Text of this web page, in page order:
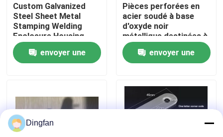
Contactez-nous
Nouvelles
Bande de nickel pur
bande en acier nickelée
Custom Galvanized
Steel Sheet Metal
Stamping Welding
Enclosure Housing
Electrical Cabinet Box
OEM Fabrication
Service
envoyer une
Pièces perforées en
acier soudé à base
d'oxyde noir
métallique destinées à
la fabrication
industrielleenvoyer une
Dingfan